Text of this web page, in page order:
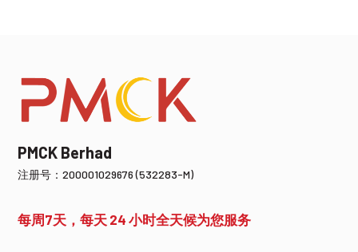
PMCK Berhad
注册号：200001029676 (532283-M)
每周7天，每天 24 小时全天候为您服务